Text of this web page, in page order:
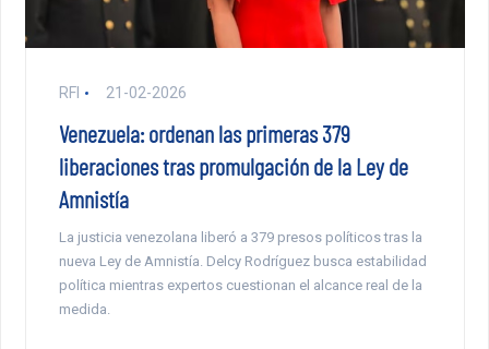
RFI 21-02-2026
Venezuela: ordenan las primeras 379
liberaciones tras promulgación de la Ley de
Amnistía
La justicia venezolana liberó a 379 presos políticos tras la
nueva Ley de Amnistía. Delcy Rodríguez busca estabilidad
política mientras expertos cuestionan el alcance real de la
medida.